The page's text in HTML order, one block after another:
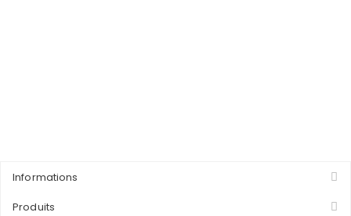
Informations
Produits